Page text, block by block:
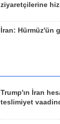
ziyaretçilerine
İran: Hürmüz'ün
Trump'ın İran
teslimiyet